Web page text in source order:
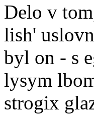
Delo v
lish'
byl on - s
lysym
strogix